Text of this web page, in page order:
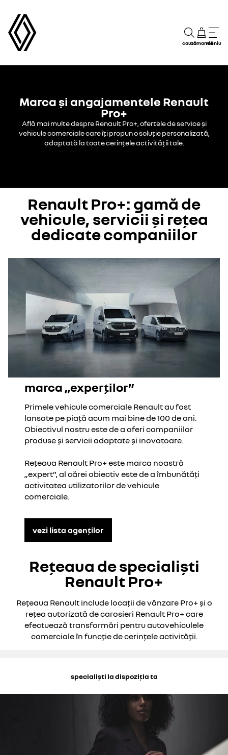
cautăcomandămeniu
Marca și angajamentele Renault
Pro+
Află mai multe despre Renault Pro+, ofertele de service și
vehicule comerciale care îți propun o soluție personalizată,
adaptată la toate cerințele activității tale.
Renault Pro+: gamă de
vehicule, servicii și rețea
dedicate companiilor
marca „experților”
Primele vehicule comerciale Renault au fost
lansate pe piață acum mai bine de 100 de ani.
Obiectivul nostru este de a oferi companiilor
produse și servicii adaptate și inovatoare.
Rețeaua Renault Pro+ este marca noastră
„expert”, al cărei obiectiv este de a îmbunătăți
activitatea utilizatorilor de vehicule
comerciale.
vezi lista agenților
Rețeaua de specialiști
Renault Pro+
Rețeaua Renault include locații de vânzare Pro+ și o
rețea autorizată de carosieri Renault Pro+ care
efectuează transformări pentru autovehiculele
comerciale în funcție de cerințele activității.
specialiști la dispoziția ta